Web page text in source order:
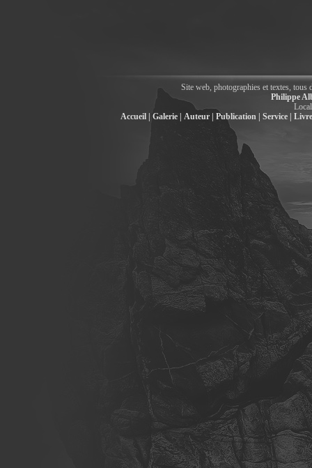
Site web, photographies et textes, tous
Philippe
Accueil |
Galerie | Auteur | Publication | Service |